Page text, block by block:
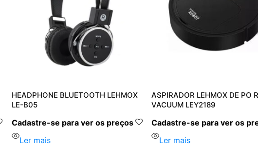
HEADPHONE BLUETOOTH LEHMOX
LE-B05
Cadastre-se para ver os preços
Ler mais
ASPIRADOR LEHMOX DE PO
VACUUM LEY2189
Cadastre-se para ver os
Ler mais